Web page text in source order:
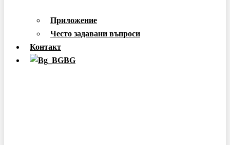
Приложение
Често задавани въпроси
Контакт
BG